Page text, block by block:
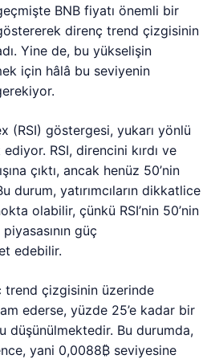
BNB fiyatı önemli bir
direnç trend çizgisinin
Yine de, bu yükselişin
için hâlâ bu seviyenin
(RSI) göstergesi, yukarı yönlü
RSI, direncini kırdı ve
çıktı, ancak henüz 50’nin
durum, yatırımcıların dikkatlice
olabilir, çünkü RSI’nin 50’nin
güç
edebilir.
trend çizgisinin üzerinde
ederse, yüzde 25’e kadar bir
düşünülmektedir. Bu durumda,
yani 0,0088₿ seviyesine